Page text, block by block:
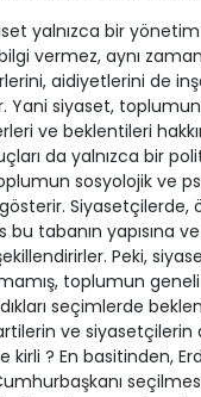
yalnızca bir
vermez, aynı
aidiyetlerini de
Yani siyaset,
ve beklentileri
da yalnızca bir
sosyolojik ve
Siyasetçilerde,
bu tabanın yapısına ve
Peki,
toplumun
seçimlerde
ve siyasetçilerin
? En basitinden,